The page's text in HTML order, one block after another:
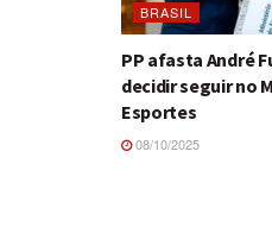
BRASIL
PP afasta André
decidir seguir no
Esportes
08/10/2025